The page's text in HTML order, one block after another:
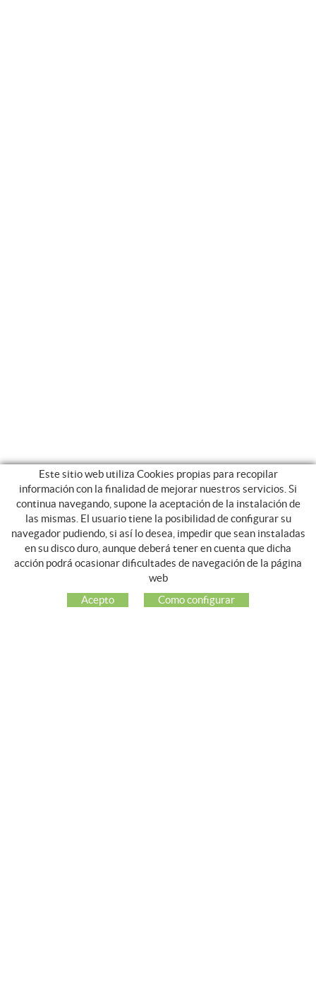
NOSOTROS
EMPRESA
MI CUENTA
Este sitio web utiliza Cookies propias para recopilar
información con la finalidad de mejorar nuestros servicios. Si
continua navegando, supone la aceptación de la instalación de
las mismas. El usuario tiene la posibilidad de configurar su
navegador pudiendo, si así lo desea, impedir que sean instaladas
en su disco duro, aunque deberá tener en cuenta que dicha
acción podrá ocasionar dificultades de navegación de la página
web
Acepto
Como configurar